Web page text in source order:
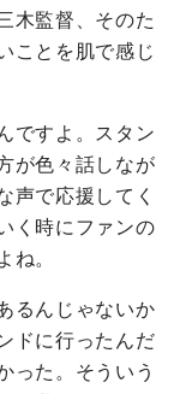
木監督、そのた
ことを肌で感じ
ですよ。スタン
が色々話しなが
声で応援してく
く時にファンの
ね。
るんじゃないか
ドに行ったんだ
った。そういう